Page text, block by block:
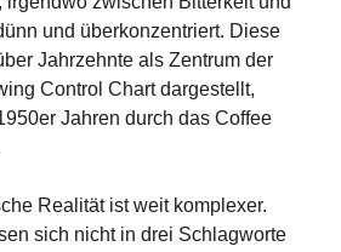
und überkonzentriert. Diese
Jahrzehnte als Zentrum der
Control Chart dargestellt,
Jahren durch das Coffee
Realität ist weit komplexer.
sich nicht in drei Schlagworte